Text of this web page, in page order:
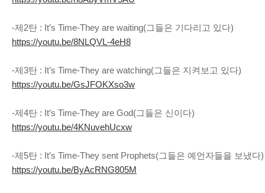
-제2탄 : It’s Time-They are waiting(그들은 기다리고 있다)
https://youtu.be/8NLQVL-4eH8
-제3탄 : It’s Time-They are watching(그들은 지켜보고 있다)
https://youtu.be/GsJFOKXso3w
-제4탄 : It’s Time-They are God(그들은 신이다)
https://youtu.be/4KNuvehUcxw
-제5탄 : It’s Time-They sent Prophets(그들은 예언자들을 보냈다)
https://youtu.be/ByAcRNG805M